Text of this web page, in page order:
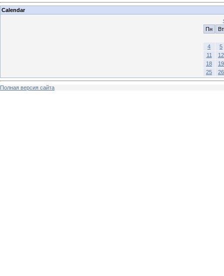
Calendar
Пн
Вт
4
5
11
12
18
19
25
26
Полная версия сайта